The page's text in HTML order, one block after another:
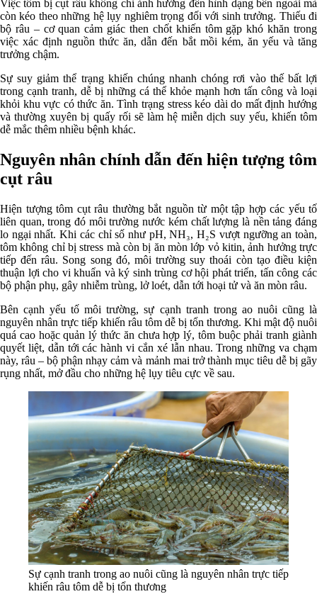
Việc tôm bị cụt râu không chỉ ảnh hưởng đến hình dạng bên ngoài mà
còn kéo theo những hệ lụy nghiêm trọng đối với sinh trưởng. Thiếu đi
bộ râu – cơ quan cảm giác then chốt khiến tôm gặp khó khăn trong
việc xác định nguồn thức ăn, dẫn đến bắt mồi kém, ăn yếu và tăng
trưởng chậm.
Sự suy giảm thể trạng khiến chúng nhanh chóng rơi vào thế bất lợi
trong cạnh tranh, dễ bị những cá thể khỏe mạnh hơn tấn công và loại
khỏi khu vực có thức ăn. Tình trạng stress kéo dài do mất định hướng
và thường xuyên bị quấy rối sẽ làm hệ miễn dịch suy yếu, khiến tôm
dễ mắc thêm nhiều bệnh khác.
Nguyên nhân chính dẫn đến hiện tượng tôm
cụt râu
Hiện tượng tôm cụt râu thường bắt nguồn từ một tập hợp các yếu tố
liên quan, trong đó môi trường nước kém chất lượng là nền tảng đáng
lo ngại nhất. Khi các chỉ số như pH, NH₃, H₂S vượt ngưỡng an toàn,
tôm không chỉ bị stress mà còn bị ăn mòn lớp vỏ kitin, ảnh hưởng trực
tiếp đến râu. Song song đó, môi trường suy thoái còn tạo điều kiện
thuận lợi cho vi khuẩn và ký sinh trùng cơ hội phát triển, tấn công các
bộ phận phụ, gây nhiễm trùng, lở loét, dẫn tới hoại tử và ăn mòn râu.
Bên cạnh yếu tố môi trường, sự cạnh tranh trong ao nuôi cũng là
nguyên nhân trực tiếp khiến râu tôm dễ bị tổn thương. Khi mật độ nuôi
quá cao hoặc quản lý thức ăn chưa hợp lý, tôm buộc phải tranh giành
quyết liệt, dẫn tới các hành vi cắn xé lẫn nhau. Trong những va chạm
này, râu – bộ phận nhạy cảm và mảnh mai trở thành mục tiêu dễ bị gãy
rụng nhất, mở đầu cho những hệ lụy tiêu cực về sau.
Sự cạnh tranh trong ao nuôi cũng là nguyên nhân trực tiếp
khiến râu tôm dễ bị tổn thương